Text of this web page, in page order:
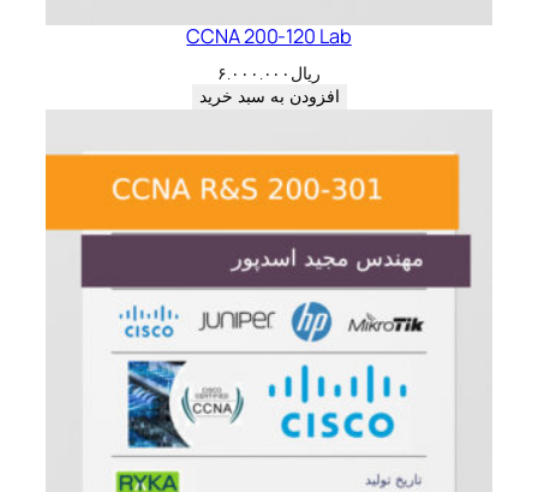
CCNA 200-120 Lab
ریال ۶.۰۰۰.۰۰۰
افزودن به سبد خرید